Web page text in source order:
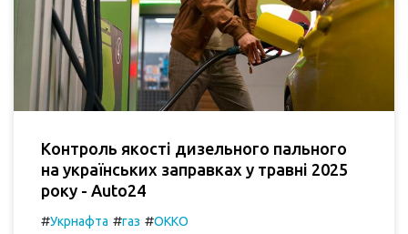
Контроль якості дизельного пального
на українських заправках у травні 2025
року - Auto24
#Укрнафта #газ #ОККО